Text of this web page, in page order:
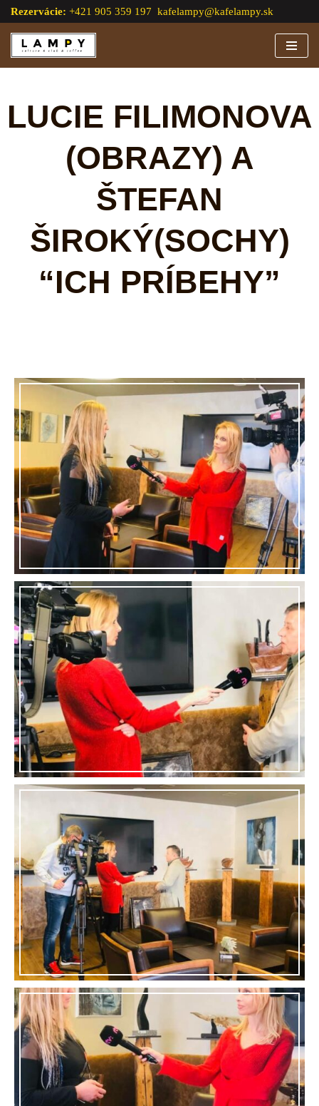
Preskočiť
na
Rezervácie: +421 905 359 197 kafelampy@kafelampy.sk
LUCIE FILIMONOVA
(OBRAZY) A
ŠTEFAN
ŠIROKÝ(SOCHY)
“ICH PRÍBEHY”